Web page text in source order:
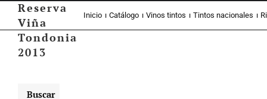
Reserva
Viña
Tondonia
2013
Inicio Catálogo Vinos tintos Tintos nacionales
Buscar